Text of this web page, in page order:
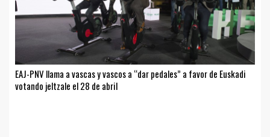
EAJ-PNV llama a vascas y vascos a “dar pedales” a favor de Euskadi
votando jeltzale el 28 de abril